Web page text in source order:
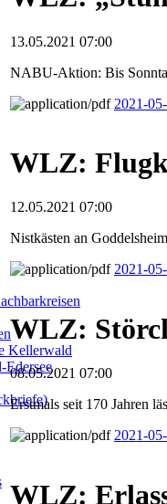
Kellerwald
13.05.2021 07:00
NABU-Aktion: Bis
2021-
WLZ:
12.05.2021 07:00
Nistkästen an
2021-
WLZ:
08.05.2021 07:00
Erstmals seit 170 Jahren
2021-
WLZ: